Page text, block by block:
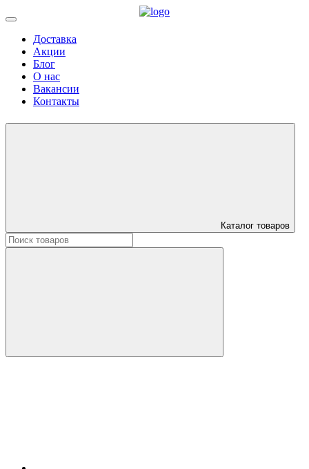
Доставка
Акции
Блог
О нас
Вакансии
Контакты
Каталог товаров
Искать: